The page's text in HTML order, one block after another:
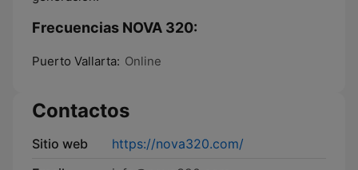
Frecuencias NOVA 320:
Puerto Vallarta: Online
Contactos
Sitio web
https://nova320.com/